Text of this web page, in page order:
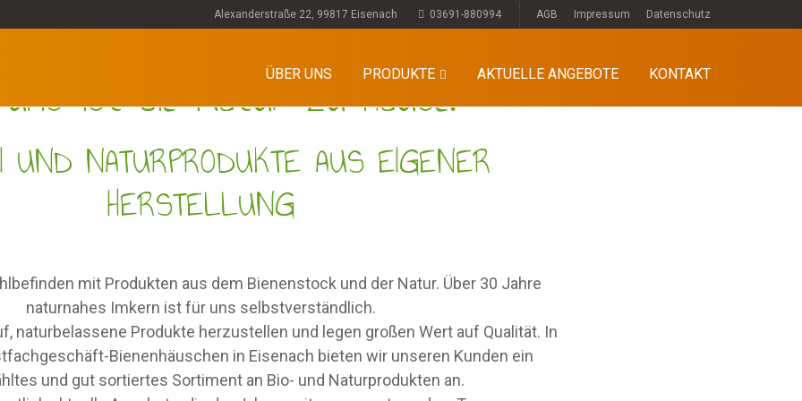
Alexanderstraße 22, 99817 Eisenach 03691-880994 AGB Impressum Datenschutz
ÜBER UNS PRODUKTE AKTUELLE ANGEBOTE KONTAKT
Imkereiprodukte
Imkerei und aller Welt, Blütenpollen, Propolis, Gelee Royale und
Naturkosmetik
Badzusätze, Cremes, Salben und weitere Pflegeprodukte
Heilplanzenprodukte
Säfte, Kräutertonikas, basische Ernährungsprodukte,
Feinkost
Liköre und Schnäpse, Süßigkeiten, Trockenfrüchte
ist die Natur zu Hause.
UND NATURPRODUKTE AUS EIGENER
HERSTELLUNG
mit Produkten aus dem Bienenstock und der Natur. Über 30 Jahre
naturnahes Imkern ist für uns selbstverständlich.
naturbelassene Produkte herzustellen und legen großen Wert auf Qualität. In
Bienenhäuschen in Eisenach bieten wir unseren Kunden ein
und gut sortiertes Sortiment an Bio- und Naturprodukten an.